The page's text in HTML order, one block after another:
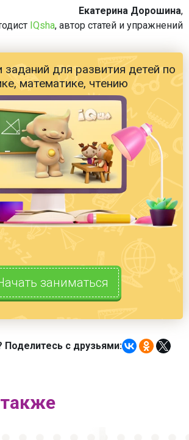
Екатерина Дорошина,
IQsha, автор статей и упражнений
заданий для развития детей по
математике, чтению
заниматься
Поделитесь с друзьями: